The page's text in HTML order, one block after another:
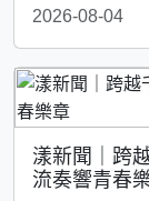
2026-08-04
漾新聞｜跨
流奏響青春